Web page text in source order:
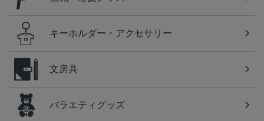
キーホルダー・アクセサリー
文房具
バラエティグッズ